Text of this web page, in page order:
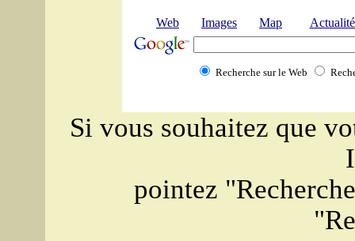
Web Images Map
Recherche sur le Web
Si vous souhaitez que
pointez